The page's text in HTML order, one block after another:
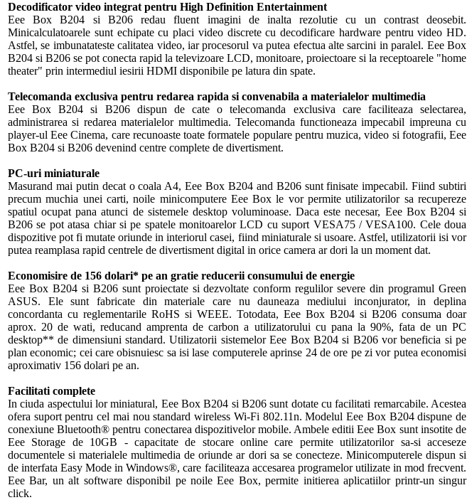
Decodificator video integrat pentru High Definition Entertainment
Eee Box B204 si B206 redau fluent imagini de inalta rezolutie cu un contrast deosebit.
Minicalculatoarele sunt echipate cu placi video discrete cu decodificare hardware pentru video HD.
Astfel, se imbunatateste calitatea video, iar procesorul va putea efectua alte sarcini in paralel. Eee Box
B204 si B206 se pot conecta rapid la televizoare LCD, monitoare, proiectoare si la receptoarele "home
theater" prin intermediul iesirii HDMI disponibile pe latura din spate.
Telecomanda exclusiva pentru redarea rapida si convenabila a materialelor multimedia
Eee Box B204 si B206 dispun de cate o telecomanda exclusiva care faciliteaza selectarea,
administrarea si redarea materialelor multimedia. Telecomanda functioneaza impecabil impreuna cu
player-ul Eee Cinema, care recunoaste toate formatele populare pentru muzica, video si fotografii, Eee
Box B204 si B206 devenind centre complete de divertisment.
PC-uri miniaturale
Masurand mai putin decat o coala A4, Eee Box B204 and B206 sunt finisate impecabil. Fiind subtiri
precum muchia unei carti, noile minicomputere Eee Box le vor permite utilizatorilor sa recupereze
spatiul ocupat pana atunci de sistemele desktop voluminoase. Daca este necesar, Eee Box B204 si
B206 se pot atasa chiar si pe spatele monitoarelor LCD cu suport VESA75 / VESA100. Cele doua
dispozitive pot fi mutate oriunde in interiorul casei, fiind miniaturale si usoare. Astfel, utilizatorii isi vor
putea reamplasa rapid centrele de divertisment digital in orice camera ar dori la un moment dat.
Economisire de 156 dolari* pe an gratie reducerii consumului de energie
Eee Box B204 si B206 sunt proiectate si dezvoltate conform regulilor severe din programul Green
ASUS. Ele sunt fabricate din materiale care nu dauneaza mediului inconjurator, in deplina
concordanta cu reglementarile RoHS si WEEE. Totodata, Eee Box B204 si B206 consuma doar
aprox. 20 de wati, reducand amprenta de carbon a utilizatorului cu pana la 90%, fata de un PC
desktop** de dimensiuni standard. Utilizatorii sistemelor Eee Box B204 si B206 vor beneficia si pe
plan economic; cei care obisnuiesc sa isi lase computerele aprinse 24 de ore pe zi vor putea economisi
aproximativ 156 dolari pe an.
Facilitati complete
In ciuda aspectului lor miniatural, Eee Box B204 si B206 sunt dotate cu facilitati remarcabile. Acestea
ofera suport pentru cel mai nou standard wireless Wi-Fi 802.11n. Modelul Eee Box B204 dispune de
conexiune Bluetooth® pentru conectarea dispozitivelor mobile. Ambele editii Eee Box sunt insotite de
Eee Storage de 10GB - capacitate de stocare online care permite utilizatorilor sa-si acceseze
documentele si materialele multimedia de oriunde ar dori sa se conecteze. Minicomputerele dispun si
de interfata Easy Mode in Windows®, care faciliteaza accesarea programelor utilizate in mod frecvent.
Eee Bar, un alt software disponibil pe noile Eee Box, permite initierea aplicatiilor printr-un singur
click.